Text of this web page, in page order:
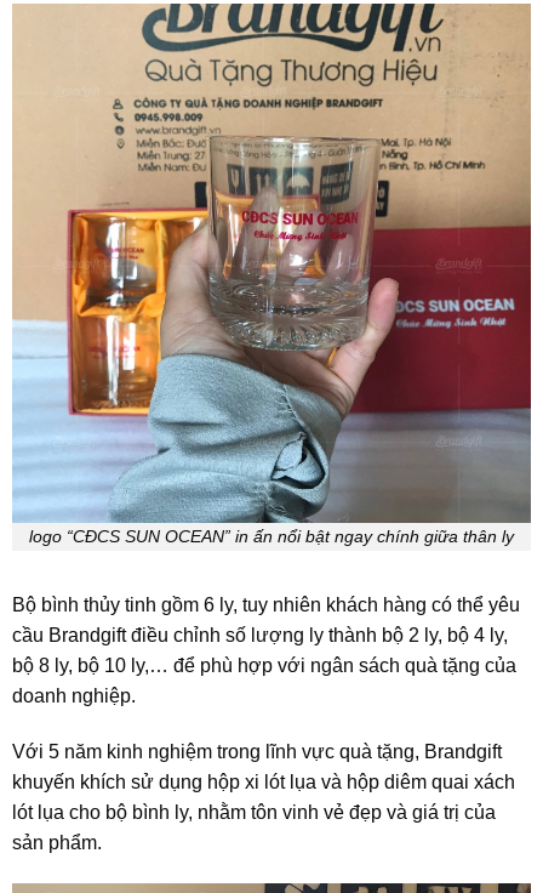
logo “CĐCS SUN OCEAN” in ấn nổi bật ngay chính giữa thân ly
Bộ bình thủy tinh gồm 6 ly, tuy nhiên khách hàng có thể yêu
cầu Brandgift điều chỉnh số lượng ly thành bộ 2 ly, bộ 4 ly,
bộ 8 ly, bộ 10 ly,… để phù hợp với ngân sách quà tặng của
doanh nghiệp.
Với 5 năm kinh nghiệm trong lĩnh vực quà tặng, Brandgift
khuyến khích sử dụng hộp xi lót lụa và hộp diêm quai xách
lót lụa cho bộ bình ly, nhằm tôn vinh vẻ đẹp và giá trị của
sản phẩm.